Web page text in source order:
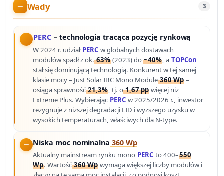
Wady 3
PERC – technologia tracąca pozycję rynkową
W 2024 r. udział PERC w globalnych dostawach
modułów spadł z ok.63% (2023) do~40%, a TOPCon
stał się dominującą technologią. Konkurent w tej samej
klasie mocy – Just Solar IBC Mono Module360 Wp –
osiąga sprawność21,3%, tj. o1,67 pp więcej niż
Extreme Plus. Wybierając PERC w 2025/2026 r., inwestor
rezygnuje z niższej degradacji LID i wyższego uzysku w
wysokich temperaturach, właściwych dla N-type.
Niska moc nominalna 360 Wp
Aktualny mainstream rynku mono PERC to 400–550
Wp. Wartość360 Wp wymaga większej liczby modułów i